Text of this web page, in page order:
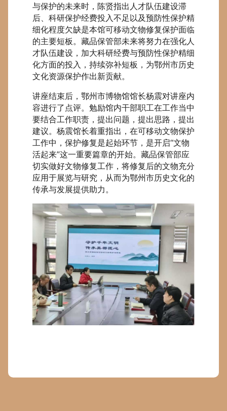
与保护的未来时，陈贤指出人才队伍建设滞
后、科研保护经费投入不足以及预防性保护精
细化程度欠缺是本馆可移动文物修复保护面临
的主要短板。藏品保管部未来将努力在强化人
才队伍建设，加大科研经费与预防性保护精细
化方面的投入，持续弥补短板，为鄂州市历史
文化资源保护作出新贡献。
讲座结束后，鄂州市博物馆馆长杨震对讲座内
容进行了点评。勉励馆内干部职工在工作当中
要结合工作职责，提出问题，提出思路，提出
建议。杨震馆长着重指出，在可移动文物保护
工作中，保护修复是起始环节，是开启“文物
活起来”这一重要篇章的开始。藏品保管部应
切实做好文物修复工作，将修复后的文物充分
应用于展览与研究，从而为鄂州市历史文化的
传承与发展提供助力。